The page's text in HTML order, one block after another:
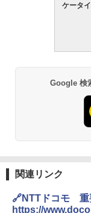
ケータ
Google 検
関連リンク
🔗NTTドコモ 重
https://